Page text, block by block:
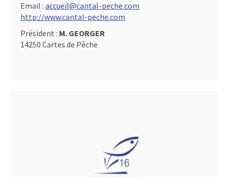
Email : accueil@cantal-peche.com
http://www.cantal-peche.com
Président : M. GEORGER
14250 Cartes de Pêche